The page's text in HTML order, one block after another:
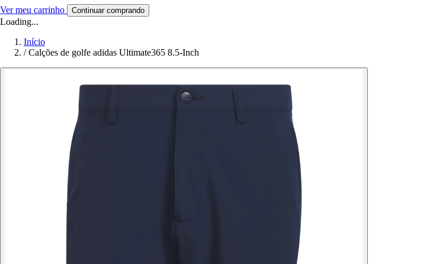
Ver meu carrinho Continuar comprando
Loading...
Início
/ Calções de golfe adidas Ultimate365 8.5-Inch